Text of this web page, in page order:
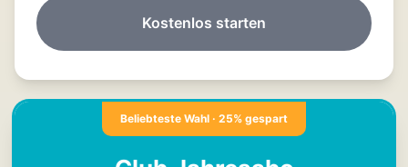
Kostenlos starten
Beliebteste Wahl · 25% gespart